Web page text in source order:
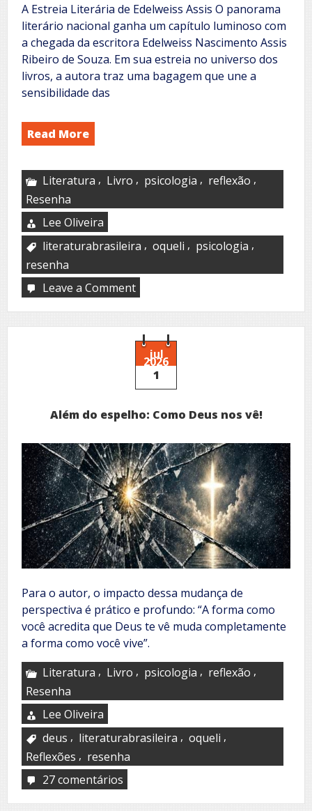
A Estreia Literária de Edelweiss Assis O panorama
literário nacional ganha um capítulo luminoso com
a chegada da escritora Edelweiss Nascimento Assis
Ribeiro de Souza. Em sua estreia no universo dos
livros, a autora traz uma bagagem que une a
sensibilidade das
Read More
Literatura , Livro , psicologia , reflexão ,
Resenha
Lee Oliveira
literaturabrasileira , oqueli , psicologia ,
resenha
Leave a Commenton
que
curam
ou
adoecem
jul
2026
1
Além do espelho: Como Deus nos vê!
Para o autor, o impacto dessa mudança de
perspectiva é prático e profundo: “A forma como
você acredita que Deus te vê muda completamente
a forma como você vive”.
Literatura , Livro , psicologia , reflexão ,
Resenha
Lee Oliveira
deus , literaturabrasileira , oqueli ,
Reflexões , resenha
27 comentários
do